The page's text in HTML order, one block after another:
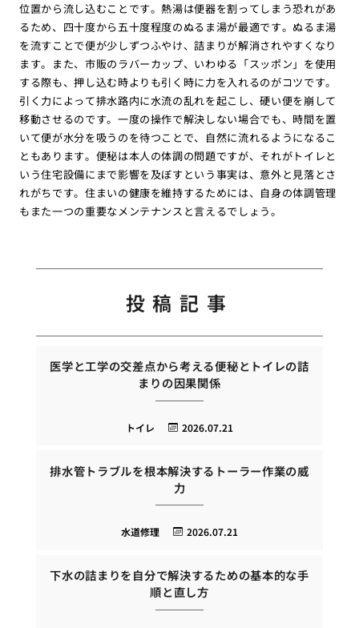
位置から流し込むことです。熱湯は便器を割ってしまう恐れがあ
るため、四十度から五十度程度のぬるま湯が最適です。ぬるま湯
を流すことで便が少しずつふやけ、詰まりが解消されやすくなり
ます。また、市販のラバーカップ、いわゆる「スッポン」を使用
する際も、押し込む時よりも引く時に力を入れるのがコツです。
引く力によって排水路内に水流の乱れを起こし、硬い便を崩して
移動させるのです。一度の操作で解決しない場合でも、時間を置
いて便が水分を吸うのを待つことで、自然に流れるようになるこ
ともあります。便秘は本人の体調の問題ですが、それがトイレと
いう住宅設備にまで影響を及ぼすという事実は、意外と見落とさ
れがちです。住まいの健康を維持するためには、自身の体調管理
もまた一つの重要なメンテナンスと言えるでしょう。
投稿記事
医学と工学の交差点から考える便秘とトイレの詰
まりの因果関係
2026.07.21
トイレ
排水管トラブルを根本解決するトーラー作業の威
力
2026.07.21
水道修理
下水の詰まりを自分で解決するための基本的な手
順と直し方